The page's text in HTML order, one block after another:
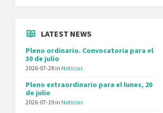
LATEST NEWS
Pleno ordinario. Convocatoria para el
30 de julio
2026-07-28 in Noticias
Pleno extraordinario para el lunes, 20
de julio
2026-07-19 in Noticias